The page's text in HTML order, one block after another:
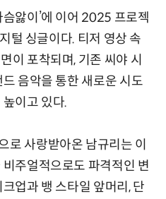
앓이’에 이어 2025 프로젝
털 싱글이다. 티저 영상 속
이 포착되며, 기존 씨야 시
음악을 통한 새로운 시도
이고 있다.
로 사랑받아온 남규리는 이
주얼적으로도 파격적인 변
업과 뱅 스타일 앞머리, 단